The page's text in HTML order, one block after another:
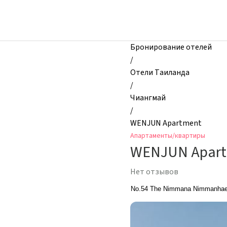
и
Бронирование отелей
/
Отели Таиланда
/
Чиангмай
/
WENJUN Apartment
Апартаменты/квартиры
WENJUN
Нет отзывов
No.54 The Nimmana